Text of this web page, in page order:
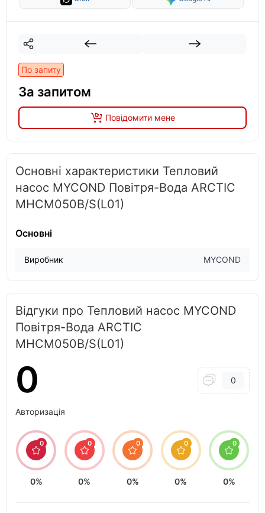
По запиту
За запитом
Повідомити мене
Основні характеристики Тепловий
насос MYCOND Повітря-Вода ARCTIC
MHCM050B/S(L01)
Основні
Виробник MYCOND
Відгуки про Тепловий насос MYCOND
Повітря-Вода ARCTIC
MHCM050B/S(L01)
0 0
Авторизація
0
0%
0
0%
0
0%
0
0%
0
0%